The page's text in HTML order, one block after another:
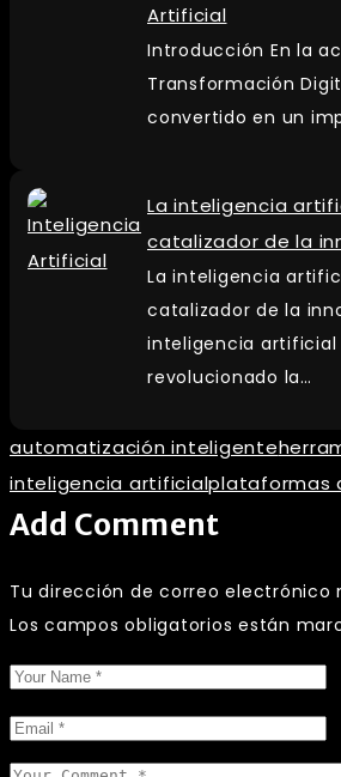
Artificial
Introducción En la
Transformación
convertido en un
La inteligencia
catalizador de la
La inteligencia
catalizador de la
inteligencia artificial
revolucionado la…
automatización inteligente
inteligencia artificialplataformas
Add Comment
Tu dirección de correo electrónico
Los campos obligatorios están